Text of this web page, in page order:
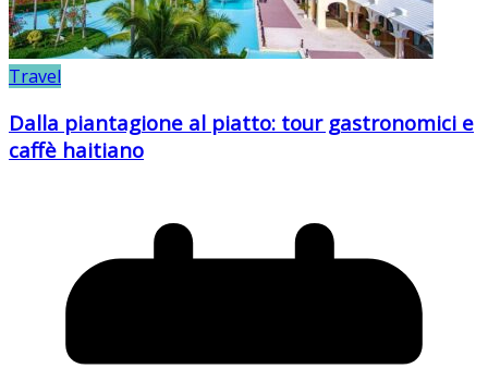
Travel
Dalla piantagione al piatto: tour gastronomici e
caffè haitiano